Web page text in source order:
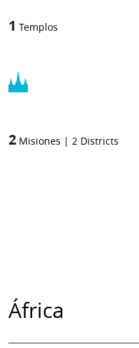
1 Templos
2 Misiones | 2 Districts
África